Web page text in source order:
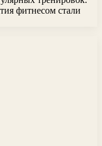
фитнесом стали